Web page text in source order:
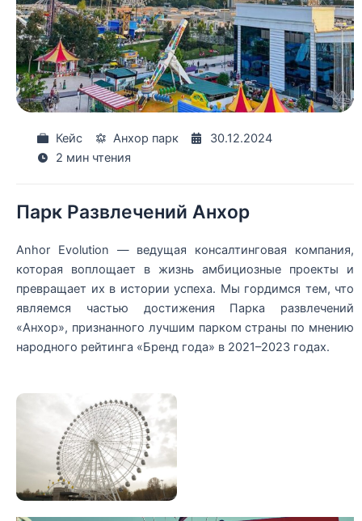
Кейс Анхор парк
30.12.2024
2 мин чтения
Парк Развлечений Анхор
Anhor Evolution — ведущая консалтинговая компания,
которая воплощает в жизнь амбициозные проекты и
превращает их в истории успеха. Мы гордимся тем, что
являемся частью достижения Парка развлечений
«Анхор», признанного лучшим парком страны по мнению
народного рейтинга «Бренд года» в 2021–2023 годах.